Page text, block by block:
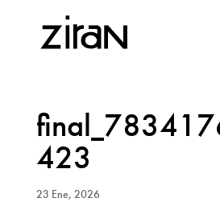
423
23 Ene, 2026